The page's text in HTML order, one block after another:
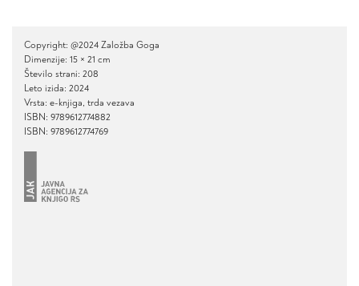
Copyright: @2024 Založba Goga
Dimenzije: 15 × 21 cm
Število strani: 208
Leto izida: 2024
Vrsta: e-knjiga, trda vezava
ISBN: 9789612774882
ISBN: 9789612774769